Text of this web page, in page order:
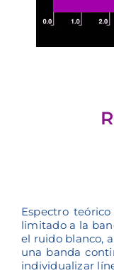
Espectro
limitado a la
el ruido blanco,
una banda
individualizar